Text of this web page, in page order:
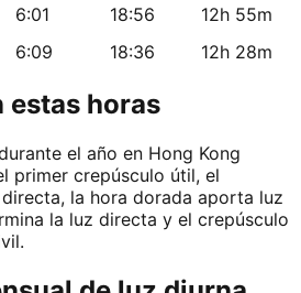
6:01 18:56
12h 55m
6:09 18:36 12h 28m
estas horas
el año en Hong Kong
primer crepúsculo útil, el
la hora dorada aporta luz
la luz directa y el crepúsculo